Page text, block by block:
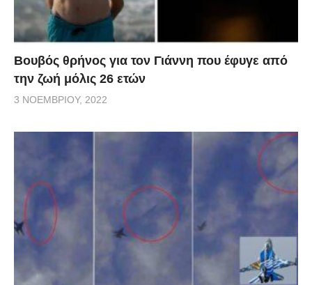
Βουβός θρήνος για τον Γιάννη που έφυγε από
την ζωή μόλις 26 ετών
3 ΝΟΕΜΒΡΊΟΥ, 2022